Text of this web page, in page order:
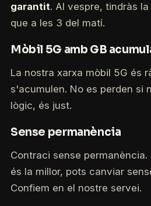
garantit. Al vespre, tindràs
que a les 3 del matí.
Mòbil 5G amb GB
La nostra xarxa mòbil 5G és
s'acumulen. No es perden si
lògic, és just.
Sense permanència
Contraci sense
és la millor, pots canviar
Confiem en el nostre servei.